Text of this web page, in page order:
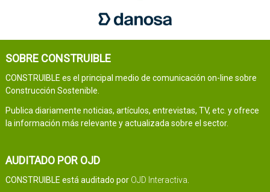
SOBRE CONSTRUIBLE
CONSTRUIBLE es el principal medio de comunicación on-line sobre
Construcción Sostenible.
Publica diariamente noticias, artículos, entrevistas, TV, etc. y ofrece
la información más relevante y actualizada sobre el sector.
AUDITADO POR OJD
CONSTRUIBLE está auditado por OJD Interactiva.